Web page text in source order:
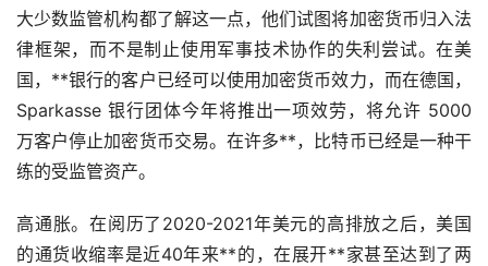
大少数监管机构都了解这一点，他们试图将加密货币归入法
律框架，而不是制止使用军事技术协作的失利尝试。在美
国，**银行的客户已经可以使用加密货币效力，而在德国，
Sparkasse 银行团体今年将推出一项效劳，将允许 5000
万客户停止加密货币交易。在许多**，比特币已经是一种干
练的受监管资产。
高通胀。在阅历了2020-2021年美元的高排放之后，美国
的通货收缩率是近40年来**的，在展开**家甚至达到了两